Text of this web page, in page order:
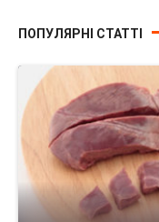
ПОПУЛЯРНІ СТАТТІ